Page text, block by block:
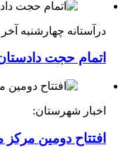
درآستانه چهارشنبه
اتمام حجت
اخبار شهرستان:
افتتاح دومین